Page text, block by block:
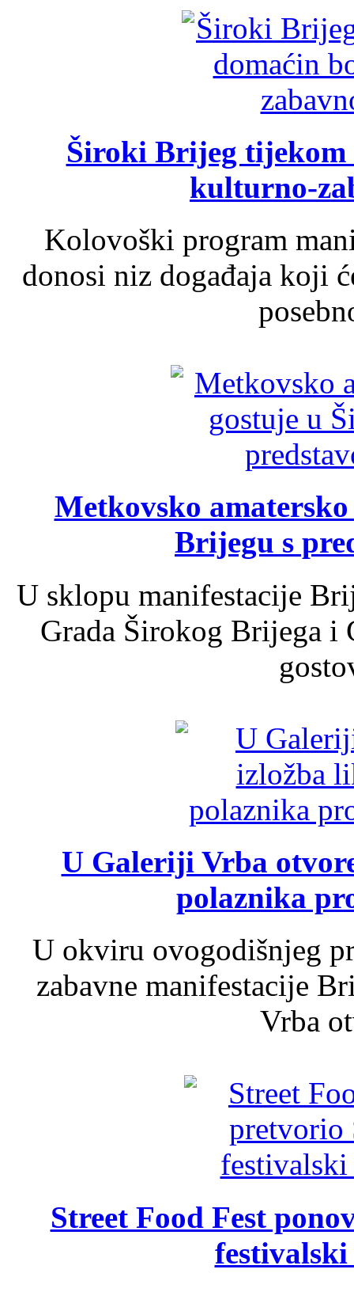
Široki Brijeg tijekom
kulturno-
Kolovoški program
donosi niz događaja koji
Metkovsko
Brijegu s
U sklopu manifestacije
Grada Širokog Brijega
U Galeriji Vrba
polaznika
U okviru ovogodišnjeg
zabavne manifestacije
Vrba
Street Food Fest